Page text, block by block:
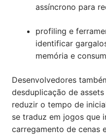
assíncrono para
profiling e
identificar
memória e
Desenvolvedores
desduplicação de
reduzir o tempo de
se traduz em jogos que
carregamento de cenas